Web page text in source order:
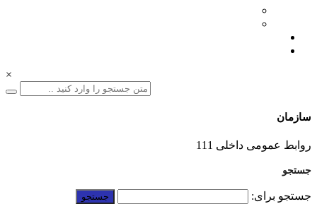
×
سازمان
روابط عمومی داخلی 111
جستجو
جستجو برای: